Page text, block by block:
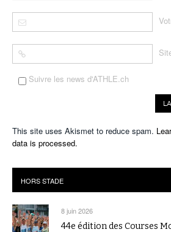
Suivre les news d'ATHLE.ch
This site uses Akismet to reduce spam.
data is processed.
8 juin 2026
44e édition des Courses